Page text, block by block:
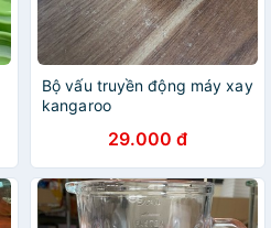
Bộ vấu truyền động máy xay
kangaroo
29.000 đ